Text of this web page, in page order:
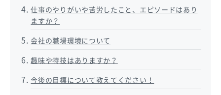
仕事のやりがいや苦労したこと、エピソードはあり
ますか？
会社の職場環境について
趣味や特技はありますか？
今後の目標について教えてください！